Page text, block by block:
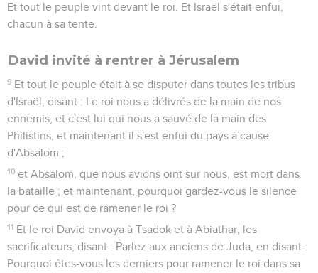
Et tout le peuple vint devant le roi. Et Israël s'était enfui,
chacun à sa tente.
David invité à rentrer à Jérusalem
9 Et tout le peuple était à se disputer dans toutes les tribus
d'Israël, disant : Le roi nous a délivrés de la main de nos
ennemis, et c'est lui qui nous a sauvé de la main des
Philistins, et maintenant il s'est enfui du pays à cause
d'Absalom ;
10 et Absalom, que nous avions oint sur nous, est mort dans
la bataille ; et maintenant, pourquoi gardez-vous le silence
pour ce qui est de ramener le roi ?
11 Et le roi David envoya à Tsadok et à Abiathar, les
sacrificateurs, disant : Parlez aux anciens de Juda, en disant :
Pourquoi êtes-vous les derniers pour ramener le roi dans sa